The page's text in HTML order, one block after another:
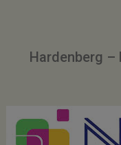
Hardenberg –